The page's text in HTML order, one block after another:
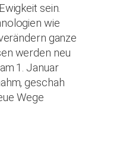
sein.
wie
ganze
werden neu
1. Januar
geschah
Wege